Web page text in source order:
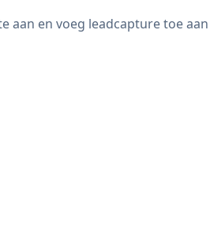
aan en voeg leadcapture toe